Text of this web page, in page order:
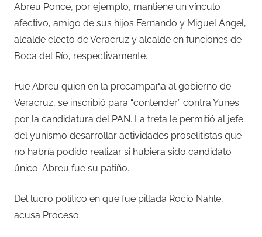
Abreu Ponce, por ejemplo, mantiene un vínculo
afectivo, amigo de sus hijos Fernando y Miguel Ángel,
alcalde electo de Veracruz y alcalde en funciones de
Boca del Río, respectivamente.
Fue Abreu quien en la precampaña al gobierno de
Veracruz, se inscribió para “contender” contra Yunes
por la candidatura del PAN. La treta le permitió al jefe
del yunismo desarrollar actividades proselitistas que
no habría podido realizar si hubiera sido candidato
único. Abreu fue su patiño.
Del lucro político en que fue pillada Rocío Nahle,
acusa Proceso: